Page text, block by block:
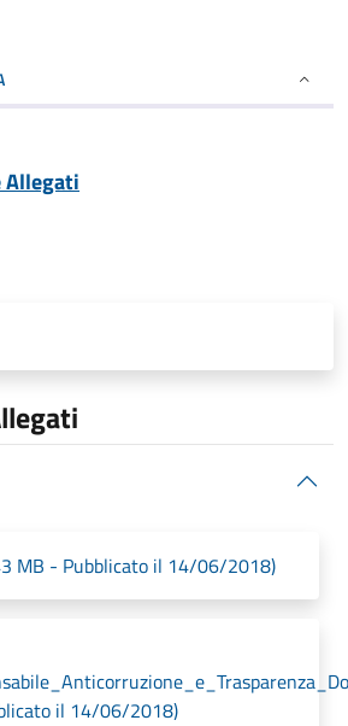
Allegati
MB - Pubblicato il 14/06/2018)
il 14/06/2018)